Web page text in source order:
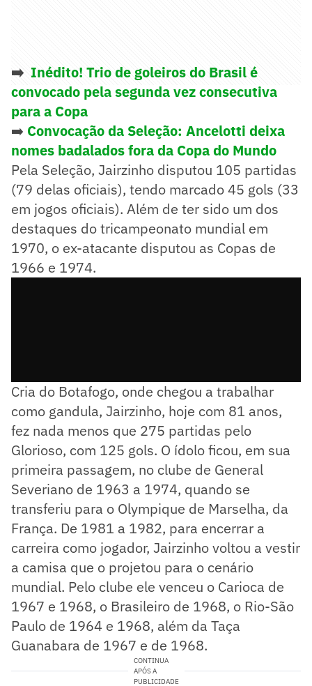
➡️ Inédito! Trio de goleiros do Brasil é
convocado pela segunda vez consecutiva
para a Copa
➡️ Convocação da Seleção: Ancelotti deixa
nomes badalados fora da Copa do Mundo
Pela Seleção, Jairzinho disputou 105 partidas
(79 delas oficiais), tendo marcado 45 gols (33
em jogos oficiais). Além de ter sido um dos
destaques do tricampeonato mundial em
1970, o ex-atacante disputou as Copas de
1966 e 1974.
Cria do Botafogo, onde chegou a trabalhar
como gandula, Jairzinho, hoje com 81 anos,
fez nada menos que 275 partidas pelo
Glorioso, com 125 gols. O ídolo ficou, em sua
primeira passagem, no clube de General
Severiano de 1963 a 1974, quando se
transferiu para o Olympique de Marselha, da
França. De 1981 a 1982, para encerrar a
carreira como jogador, Jairzinho voltou a vestir
a camisa que o projetou para o cenário
mundial. Pelo clube ele venceu o Carioca de
1967 e 1968, o Brasileiro de 1968, o Rio-São
Paulo de 1964 e 1968, além da Taça
Guanabara de 1967 e de 1968.
CONTINUA
APÓS A
PUBLICIDADE